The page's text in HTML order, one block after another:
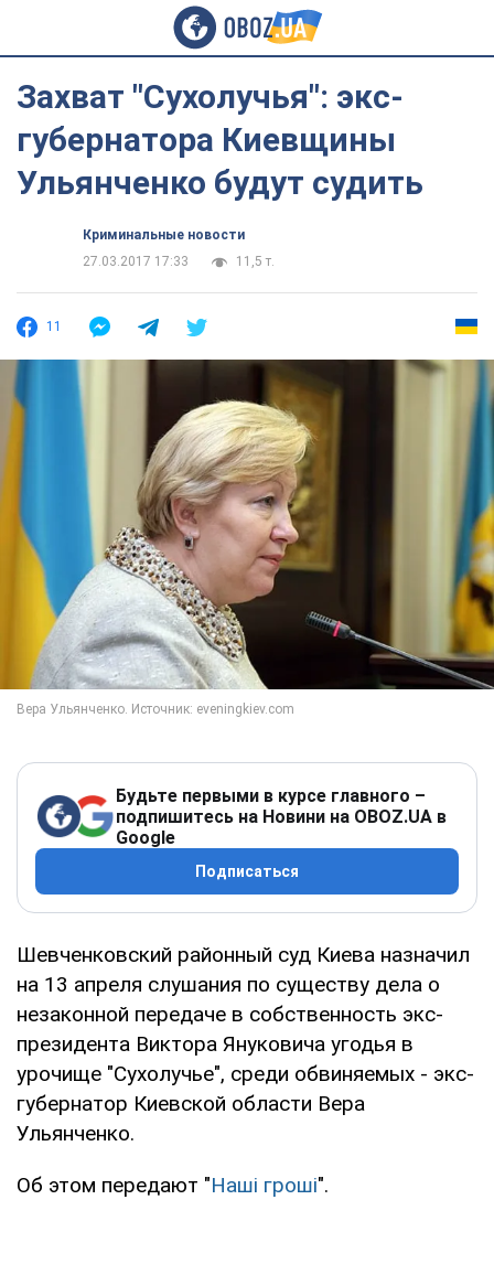
Захват "Сухолучья": экс-
губернатора Киевщины
Ульянченко будут судить
Криминальные новости
27.03.2017 17:33
11,5 т.
11
Будьте первыми в курсе главного –
подпишитесь на Новини на OBOZ.UA в
Google
Подписаться
Шевченковский районный суд Киева назначил
на 13 апреля слушания по существу дела о
незаконной передаче в собственность экс-
президента Виктора Януковича угодья в
урочище "Сухолучье", среди обвиняемых - экс-
губернатор Киевской области Вера
Ульянченко.
Об этом передают "Наші гроші".